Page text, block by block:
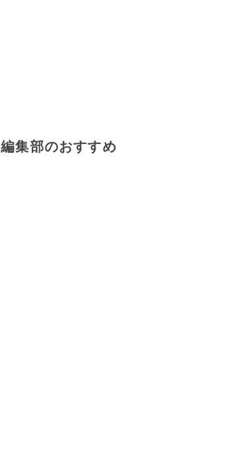
編集部のおすすめ